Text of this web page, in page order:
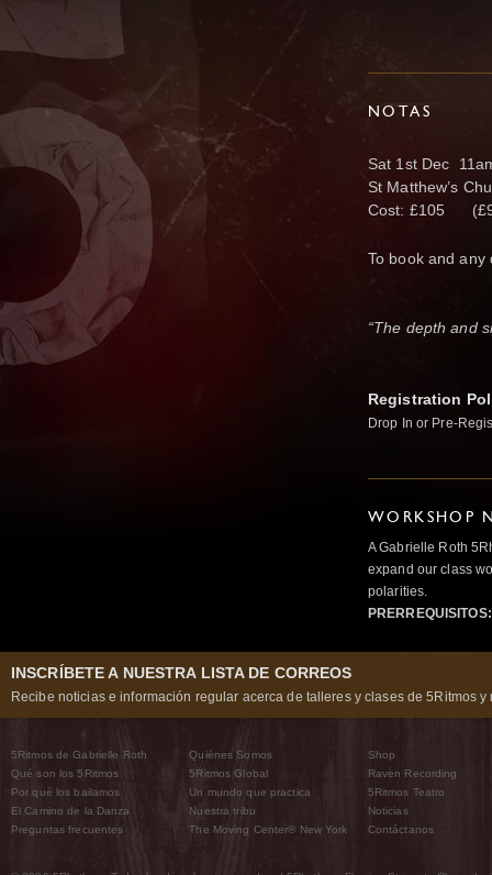
NOTAS
Sat 1st Dec
St Matthew’s
Cost: £105
To book and
“The depth and
Registration
Drop In or Pre-
WORKSHOP
A Gabrielle Roth
expand our class
polarities.
PRERREQUISITOS:
INSCRÍBETE A NUESTRA LISTA DE CORREOS
Recibe noticias e información regular acerca de talleres y clases de 5Ritmos y
5Ritmos de Gabrielle Roth
Qué son los 5Ritmos
Por qué los bailamos
El Camino de la Danza
Preguntas frecuentes
Quiénes Somos
5Ritmos Global
Un mundo que practica
Nuestra tribu
The Moving Center® New York
Shop
Raven Recording
5Ritmos Teatro
Noticias
Contáctanos